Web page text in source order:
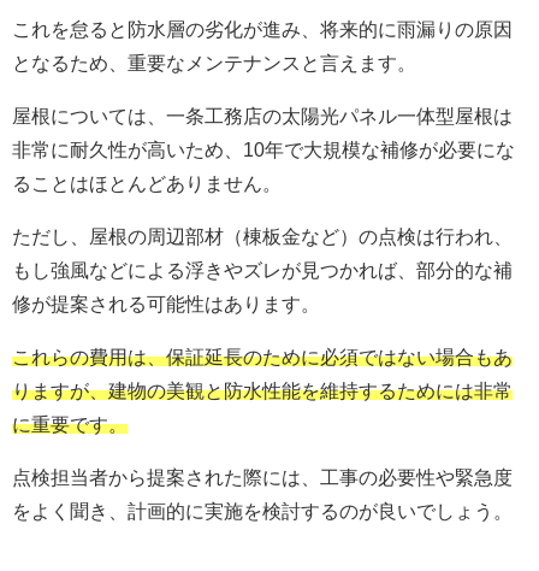
これを怠ると防水層の劣化が進み、将来的に雨漏りの原因
となるため、重要なメンテナンスと言えます。
屋根については、一条工務店の太陽光パネル一体型屋根は
非常に耐久性が高いため、10年で大規模な補修が必要にな
ることはほとんどありません。
ただし、屋根の周辺部材（棟板金など）の点検は行われ、
もし強風などによる浮きやズレが見つかれば、部分的な補
修が提案される可能性はあります。
これらの費用は、保証延長のために必須ではない場合もあ
りますが、建物の美観と防水性能を維持するためには非常
に重要です。
点検担当者から提案された際には、工事の必要性や緊急度
をよく聞き、計画的に実施を検討するのが良いでしょう。